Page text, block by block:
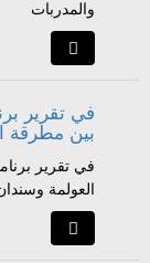
والمدربات
في تقرير
بين مطرقة
في تقرير
العولمة